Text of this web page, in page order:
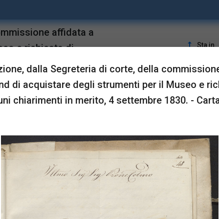
affidata a
e richiesta di
upgradeSta in
dalla Segreteria di corte, della
di acquistare degli strumenti per il Museo e
chiarimenti in merito, 4 settembre 1830. -